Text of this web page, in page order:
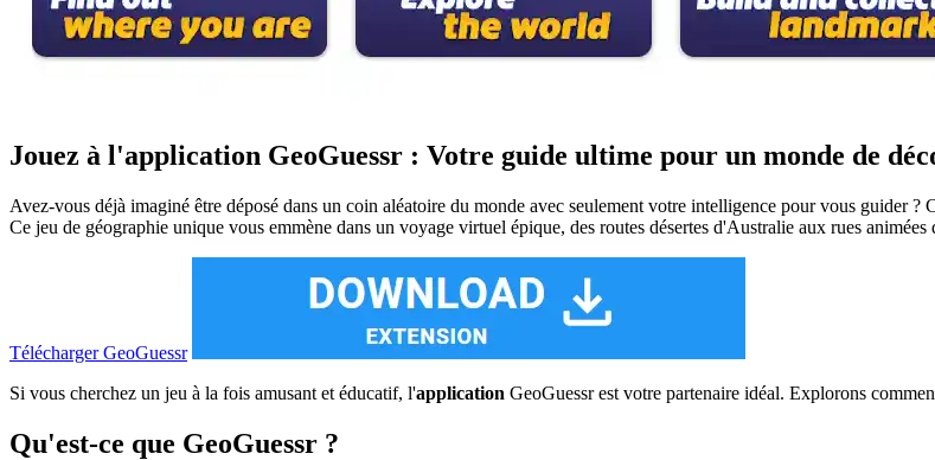
Jouez à l'application GeoGuessr : Votre guide ultime pour un monde de
Avez-vous déjà imaginé être déposé dans un coin aléatoire du monde avec seulement votre intelligence pour vous guider ?
Ce jeu de géographie unique vous emmène dans un voyage virtuel épique, des routes désertes d'Australie aux rues
Télécharger GeoGuessr
Si vous cherchez un jeu à la fois amusant et éducatif, l'application GeoGuessr est votre partenaire idéal. Explorons
Qu'est-ce que GeoGuessr ?